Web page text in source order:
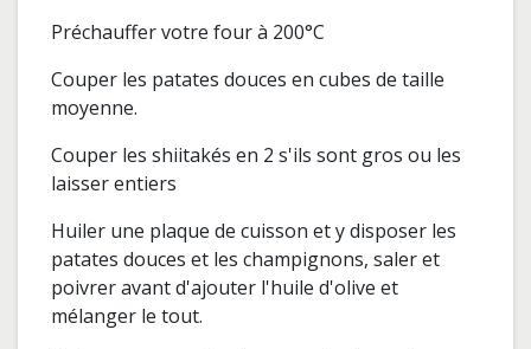
Préchauffer votre four à 200°C
Couper les patates douces en cubes de taille
moyenne.
Couper les shiitakés en 2 s'ils sont gros ou les
laisser entiers
Huiler une plaque de cuisson et y disposer les
patates douces et les champignons, saler et
poivrer avant d'ajouter l'huile d'olive et
mélanger le tout.